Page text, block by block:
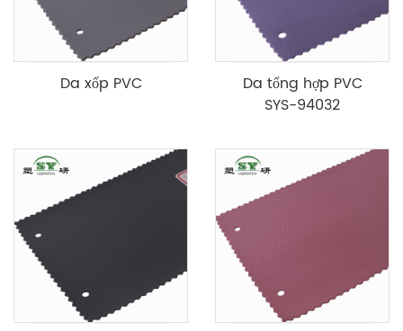
Da xốp PVC
Da tổng hợp PVC
SYS-94032